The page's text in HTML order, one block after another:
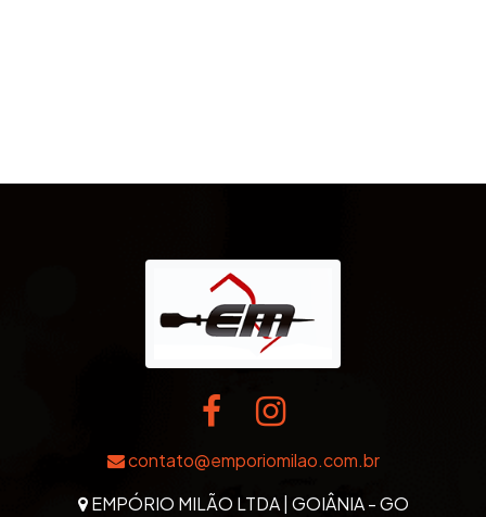
contato@emporiomilao.com.br
EMPÓRIO MILÃO LTDA | GOIÂNIA - GO